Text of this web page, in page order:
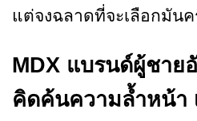
แต่จงฉลาดที่จะเลือกมันค
MDX แบรนด์ผู้ชาย
คิดค้นความล้ำหน้า